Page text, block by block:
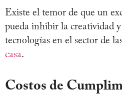
Existe el temor de que un
pueda inhibir la creatividad
tecnologías en el sector de
casa.
Costos de